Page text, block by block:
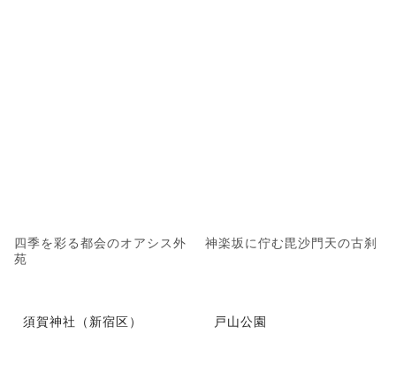
四季を彩る都会のオアシス外
苑
神楽坂に佇む毘沙門天の古刹
須賀神社（新宿区） 戸山公園